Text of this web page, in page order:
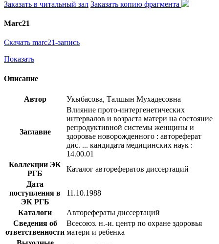
Заказать в читальный зал Заказать копию фрагмента
Marc21
Скачать marc21-запись
Показать
Описание
Автор Укыбасова, Талшын Мухадесовна
Заглавие
Влияние прото-интергенетических
интервалов и возраста матери на состояние
репродуктивной системы женщины и
здоровье новорожденного : автореферат
дис. ... кандидата медицинских наук :
14.00.01
Коллекции ЭК
РГБ
Каталог авторефератов диссертаций
Дата
поступления в
ЭК РГБ
11.10.1988
Каталоги
Авторефераты диссертаций
Сведения об
ответственности
Всесоюз. н.-и. центр по охране здоровья
матери и ребенка